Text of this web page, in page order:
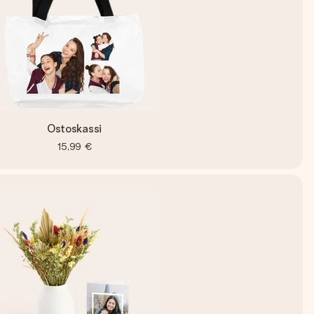
Ostoskassi
15,99 €